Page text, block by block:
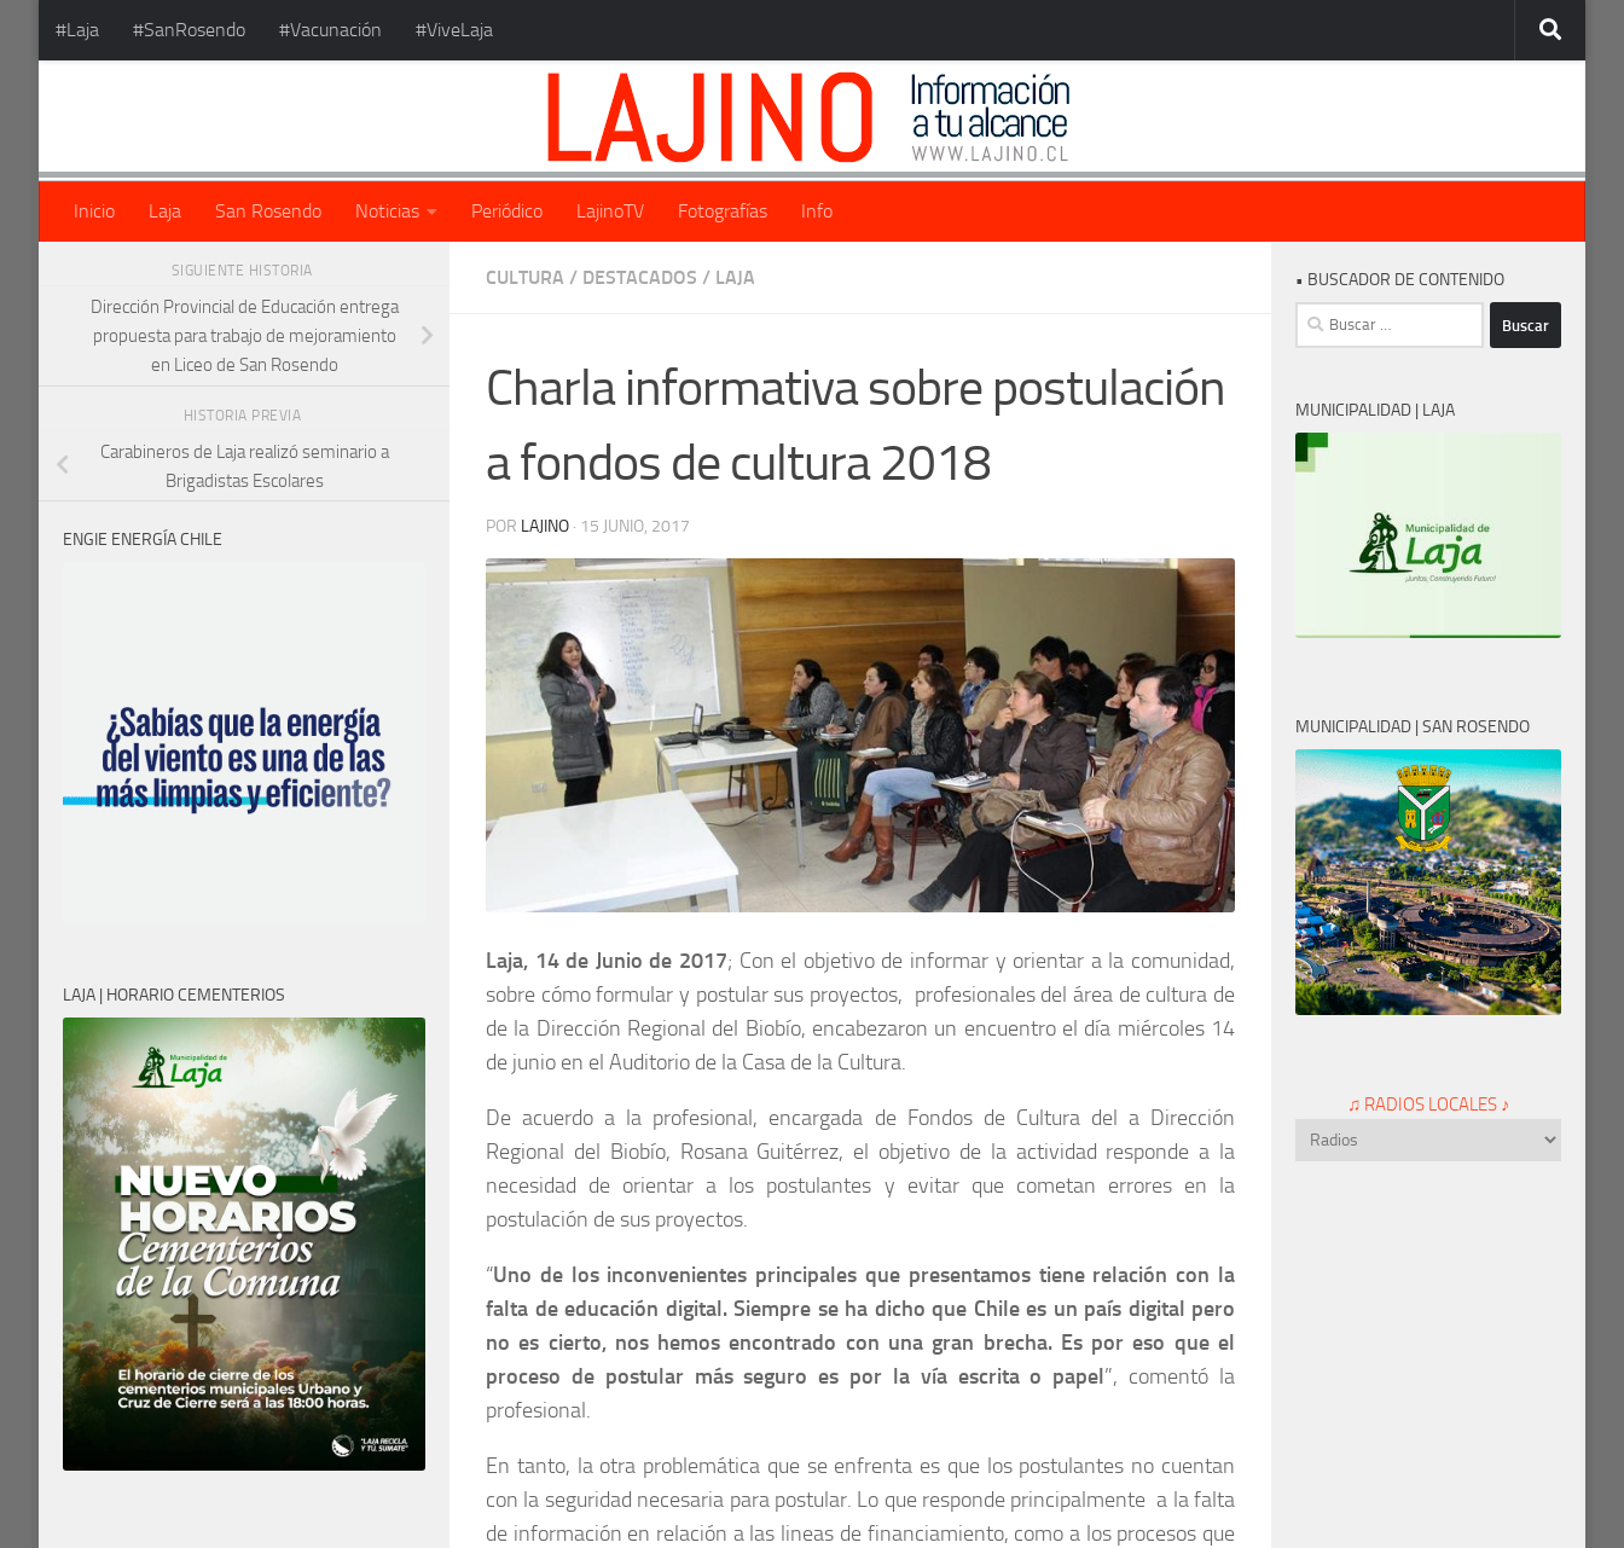
Saltar al contenido
#Laja #SanRosendo #Vacunación #ViveLaja
Inicio Laja San Rosendo Noticias Periódico LajinoTV Fotografías Info
CULTURA / DESTACADOS / LAJA
Charla informativa sobre postulación
a fondos de cultura 2018
POR LAJINO · 15 JUNIO, 2017
Laja, 14 de Junio de 2017; Con el objetivo de informar y orientar a la comunidad,
sobre cómo formular y postular sus proyectos, profesionales del área de cultura de
de la Dirección Regional del Biobío, encabezaron un encuentro el día miércoles 14
de junio en el Auditorio de la Casa de la Cultura.
De acuerdo a la profesional, encargada de Fondos de Cultura del a Dirección
Regional del Biobío, Rosana Guitérrez, el objetivo de la actividad responde a la
necesidad de orientar a los postulantes y evitar que cometan errores en la
postulación de sus proyectos.
“Uno de los inconvenientes principales que presentamos tiene relación con la
falta de educación digital. Siempre se ha dicho que Chile es un país digital pero
no es cierto, nos hemos encontrado con una gran brecha. Es por eso que el
proceso de postular más seguro es por la vía escrita o papel”, comentó la
profesional.
En tanto, la otra problemática que se enfrenta es que los postulantes no cuentan
con la seguridad necesaria para postular. Lo que responde principalmente a la falta
de información en relación a las lineas de financiamiento, como a los procesos que
SIGUIENTE HISTORIA
Dirección Provincial de Educación entrega
propuesta para trabajo de mejoramiento
en Liceo de San Rosendo
HISTORIA PREVIA
Carabineros de Laja realizó seminario a
Brigadistas Escolares
ENGIE ENERGÍA CHILE
LAJA | HORARIO CEMENTERIOS
• BUSCADOR DE CONTENIDO
Buscar:
MUNICIPALIDAD | LAJA
MUNICIPALIDAD | SAN ROSENDO
♫ RADIOS LOCALES ♪